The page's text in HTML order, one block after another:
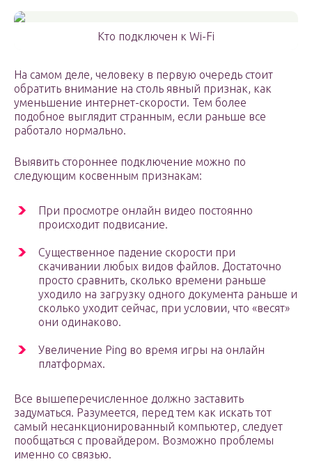
Кто подключен к Wi-Fi
На самом деле, человеку в первую очередь стоит
обратить внимание на столь явный признак, как
уменьшение интернет-скорости. Тем более
подобное выглядит странным, если раньше все
работало нормально.
Выявить стороннее подключение можно по
следующим косвенным признакам:
При просмотре онлайн видео постоянно
происходит подвисание.
Существенное падение скорости при
скачивании любых видов файлов. Достаточно
просто сравнить, сколько времени раньше
уходило на загрузку одного документа раньше и
сколько уходит сейчас, при условии, что «весят»
они одинаково.
Увеличение Ping во время игры на онлайн
платформах.
Все вышеперечисленное должно заставить
задуматься. Разумеется, перед тем как искать тот
самый несанкционированный компьютер, следует
пообщаться с провайдером. Возможно проблемы
именно со связью.